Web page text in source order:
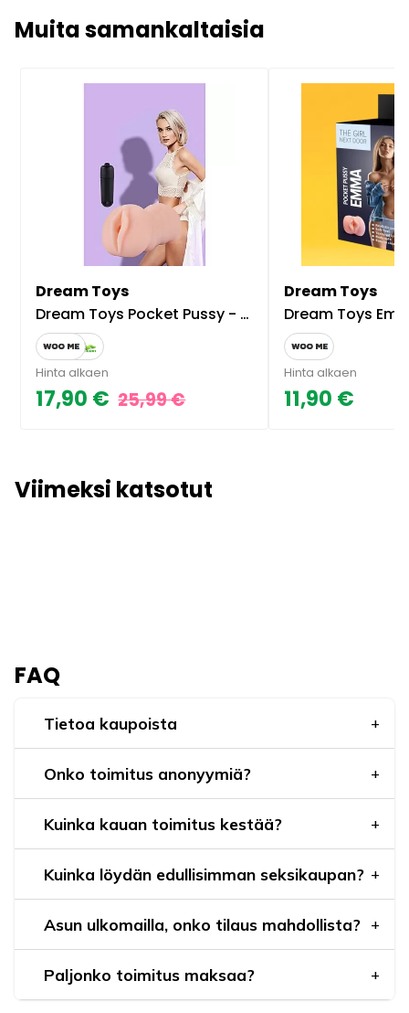
Muita samankaltaisia
Dream Toys
Dream Toys Pocket Pussy - Tracey
Hinta alkaen
17,90 € 25,99 €
Dream Toys
Dream Toys Emma
Hinta alkaen
11,90 €
Viimeksi katsotut
FAQ
Tietoa kaupoista
Onko toimitus anonyymiä?
Kuinka kauan toimitus kestää?
Kuinka löydän edullisimman seksikaupan?
Asun ulkomailla, onko tilaus mahdollista?
Paljonko toimitus maksaa?